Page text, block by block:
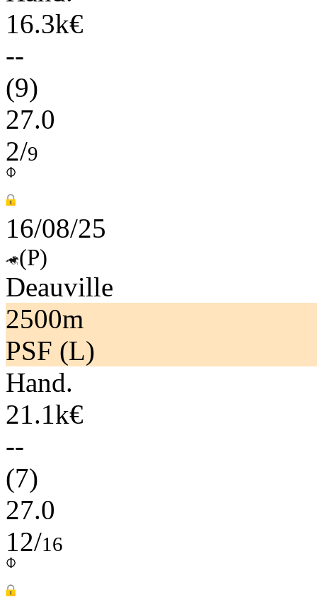
16.3k€
--
(9)
27.0
2/9
16/08/25
(P)
Deauville
2500m
PSF (L)
Hand.
21.1k€
--
(7)
27.0
12/16